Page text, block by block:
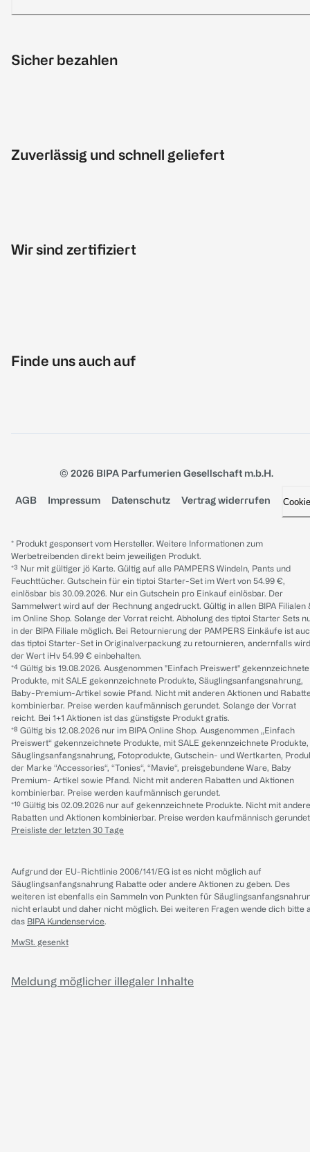
Sicher bezahlen
Zuverlässig und schnell geliefert
Wir sind zertifiziert
Finde uns auch auf
© 2026 BIPA Parfumerien Gesellschaft m.b.H.
AGB Impressum Datenschutz Vertrag widerrufen
* Produkt gesponsert vom Hersteller. Weitere Informationen zum
Werbetreibenden direkt beim jeweiligen Produkt.
*³ Nur mit gültiger jö Karte. Gültig auf alle PAMPERS Windeln, Pants und
Feuchttücher. Gutschein für ein tiptoi Starter-Set im Wert von 54.99 €,
einlösbar bis 30.09.2026. Nur ein Gutschein pro Einkauf einlösbar. Der
Sammelwert wird auf der Rechnung angedruckt. Gültig in allen BIPA Filialen
im Online Shop. Solange der Vorrat reicht. Abholung des tiptoi Starter Sets
in der BIPA Filiale möglich. Bei Retournierung der PAMPERS Einkäufe ist
das tiptoi Starter-Set in Originalverpackung zu retournieren, andernfalls wird
der Wert iHv 54.99 € einbehalten.
*⁴ Gültig bis 19.08.2026. Ausgenommen "Einfach Preiswert" gekennzeichnete
Produkte, mit SALE gekennzeichnete Produkte, Säuglingsanfangsnahrung,
Baby-Premium-Artikel sowie Pfand. Nicht mit anderen Aktionen und
kombinierbar. Preise werden kaufmännisch gerundet. Solange der Vorrat
reicht. Bei 1+1 Aktionen ist das günstigste Produkt gratis.
*⁸ Gültig bis 12.08.2026 nur im BIPA Online Shop. Ausgenommen „Einfach
Preiswert“ gekennzeichnete Produkte, mit SALE gekennzeichnete Produkte,
Säuglingsanfangsnahrung, Fotoprodukte, Gutschein- und Wertkarten,
der Marke “Accessories“, “Tonies“, “Mavie“, preisgebundene Ware, Baby
Premium- Artikel sowie Pfand. Nicht mit anderen Rabatten und Aktionen
kombinierbar. Preise werden kaufmännisch gerundet.
*¹⁰ Gültig bis 02.09.2026 nur auf gekennzeichnete Produkte. Nicht mit
Rabatten und Aktionen kombinierbar. Preise werden kaufmännisch
Preisliste der letzten 30 Tage
Aufgrund der EU-Richtlinie 2006/141/EG ist es nicht möglich auf
Säuglingsanfangsnahrung Rabatte oder andere Aktionen zu geben. Des
weiteren ist ebenfalls ein Sammeln von Punkten für
nicht erlaubt und daher nicht möglich. Bei weiteren Fragen wende dich bitte
das BIPA Kundenservice.
MwSt. gesenkt
Meldung möglicher illegaler Inhalte